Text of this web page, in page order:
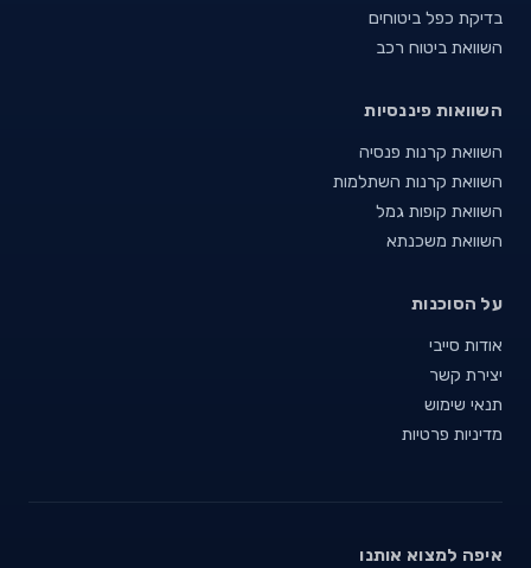
בדיקת כפל ביטוחים
השוואת ביטוח רכב
השוואות פיננסיות
השוואת קרנות פנסיה
השוואת קרנות השתלמות
השוואת קופות גמל
השוואת משכנתא
על הסוכנות
אודות סייבי
יצירת קשר
תנאי שימוש
מדיניות פרטיות
איפה למצוא אותנו